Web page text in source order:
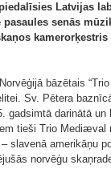
Latvijas
senās
bāzētais
Sv. Pētera
gadsimtā darinātā un
tieši Trio Mediæval
slavenā amerikāņu
norvēģu